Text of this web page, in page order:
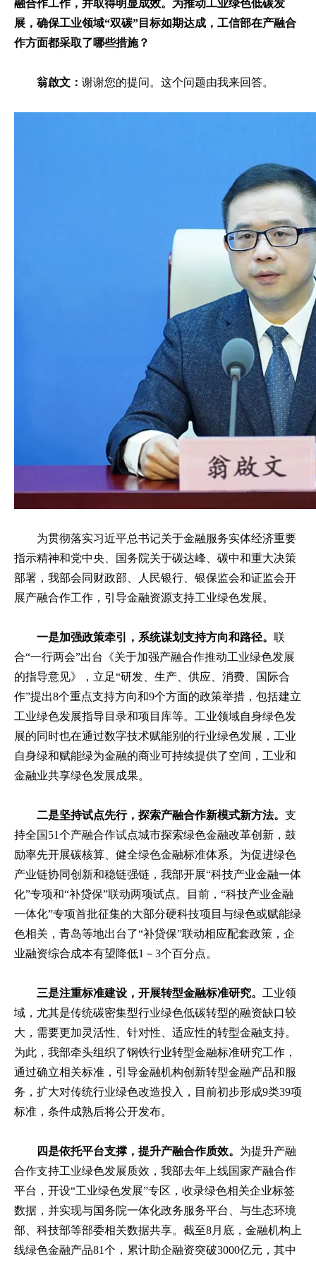
融合作工作，并取得明显成效。为推动工业绿色低碳发
展，确保工业领域“双碳”目标如期达成，工信部在产融合
作方面都采取了哪些措施？
翁啟文： 谢谢您的提问。这个问题由我来回答。
为贯彻落实习近平总书记关于金融服务实体经济重要
指示精神和党中央、国务院关于碳达峰、碳中和重大决策
部署，我部会同财政部、人民银行、银保监会和证监会开
展产融合作工作，引导金融资源支持工业绿色发展。
一是加强政策牵引，系统谋划支持方向和路径。 联
合“一行两会”出台《关于加强产融合作推动工业绿色发展
的指导意见》，立足“研发、生产、供应、消费、国际合
作”提出8个重点支持方向和9个方面的政策举措，包括建立
工业绿色发展指导目录和项目库等。工业领域自身绿色发
展的同时也在通过数字技术赋能别的行业绿色发展，工业
自身绿和赋能绿为金融的商业可持续提供了空间，工业和
金融业共享绿色发展成果。
二是坚持试点先行，探索产融合作新模式新方法。 支
持全国51个产融合作试点城市探索绿色金融改革创新，鼓
励率先开展碳核算、健全绿色金融标准体系。为促进绿色
产业链协同创新和稳链强链，我部开展“科技产业金融一体
化”专项和“补贷保”联动两项试点。目前，“科技产业金融
一体化”专项首批征集的大部分硬科技项目与绿色或赋能绿
色相关，青岛等地出台了“补贷保”联动相应配套政策，企
业融资综合成本有望降低1－3个百分点。
三是注重标准建设，开展转型金融标准研究。 工业领
域，尤其是传统碳密集型行业绿色低碳转型的融资缺口较
大，需要更加灵活性、针对性、适应性的转型金融支持。
为此，我部牵头组织了钢铁行业转型金融标准研究工作，
通过确立相关标准，引导金融机构创新转型金融产品和服
务，扩大对传统行业绿色改造投入，目前初步形成9类39项
标准，条件成熟后将公开发布。
四是依托平台支撑，提升产融合作质效。 为提升产融
合作支持工业绿色发展质效，我部去年上线国家产融合作
平台，开设“工业绿色发展”专区，收录绿色相关企业标签
数据，并实现与国务院一体化政务服务平台、与生态环境
部、科技部等部委相关数据共享。截至8月底，金融机构上
线绿色金融产品81个，累计助企融资突破3000亿元，其中